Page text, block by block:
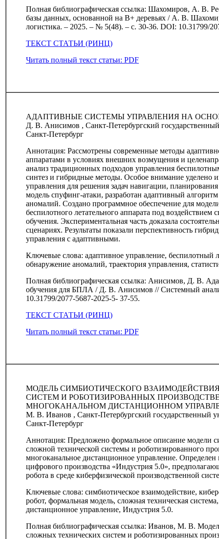
Полная библиографическая ссылка: Шахомиров, А. В.
базы данных, основанной на B+ деревьях / А. В.
логистика. – 2025. – № 5(48). – с. 30-36. DOI: 10.31799/
ТЕКСТ СТАТЬИ (РИНЦ)
Читать полный текст статьи: PDF
АДАПТИВНЫЕ СИСТЕМЫ УПРАВЛЕНИЯ НА
Д. В. Анисимов , Санкт-Петербургский
Санкт-Петербург
Аннотация: Рассмотрены современные методы
аппаратами в условиях внешних возмущения и
анализ традиционных подходов управления
синтез и гибридные методы. Особое внимание уделено
управления для решения задач навигации,
модель спуфинг-атаки, разработан адаптивный
аномалий. Создано программное обеспечение для
беспилотного летательного аппарата под
обучения. Экспериментальная часть доказала
сценариях. Результаты показали перспективность
управления с адаптивными.
Ключевые слова: адаптивное управление, беспилотный
обнаружение аномалий, траектория управления,
Полная библиографическая ссылка: Анисимов, Д. В.
обучения для БПЛА / Д. В. Анисимов // Системный
10.31799/2077-5687-2025-5- 37-55.
ТЕКСТ СТАТЬИ (РИНЦ)
Читать полный текст статьи: PDF
МОДЕЛЬ СИМБИОТИЧЕСКОГО
СИСТЕМ И РОБОТИЗИРОВАННЫХ
МНОГОКАНАЛЬНОМ ДИСТАНЦИОННОМ
М. В. Иванов , Санкт-Петербургский государственный
Санкт-Петербург
Аннотация: Предложено формальное описание модели
сложной технической системы и роботизированного
многоканальное дистанционное управление.
цифрового производства «Индустрия 5.0»,
робота в среде киберфизической производственной
Ключевые слова: симбиотическое взаимодействие,
робот, формальная модель, сложная техническая
дистанционное управление, Индустрия 5.0.
Полная библиографическая ссылка: Иванов, М. В.
сложных технических систем и роботизированных